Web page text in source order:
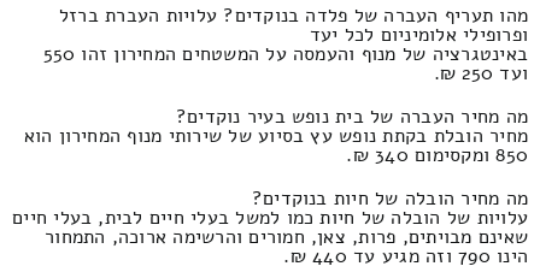
מהו תעריף העברה של פלדה בנוקדים? עלויות העברת ברזל
ופרופילי אלומיניום לכל יעד
באינטגרציה של מנוף והעמסה על המשטחים המחירון זהו 550
ועד 250 ₪.
מה מחיר העברה של בית נופש בעיר נוקדים?
מחיר הובלת בקתת נופש עץ בסיוע של שירותי מנוף המחירון הוא
850 ומקסימום 340 ₪.
מה מחיר הובלה של חיות בנוקדים?
עלויות של הובלה של חיות כמו למשל בעלי חיים לבית, בעלי חיים
שאינם מבויתים, פרות, צאן, חמורים והרשימה ארוכה, התמחור
הינו 790 וזה מגיע עד 440 ₪.